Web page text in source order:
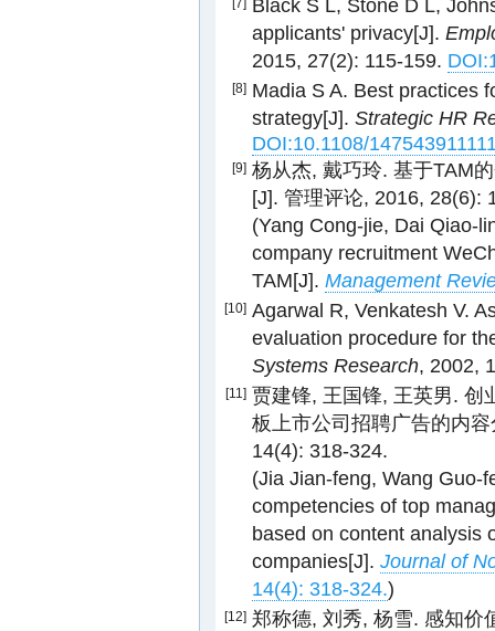
[7] Black S L, Stone D L,
applicants' privacy[J].
2015, 27(2): 115-159.
[8] Madia S A. Best practices
strategy[J]. Strategic HR
DOI:10.1108/
[9] 杨从杰, 戴巧玲. 基于TAM
[J]. 管理评论, 2016, 28(6):
(Yang Cong-jie, Dai Qiao-
company recruitment
TAM[J]. Management
[10] Agarwal R, Venkatesh V.
evaluation procedure for
Systems Research, 2002,
[11] 贾建锋, 王国锋, 王英男.
板上市公司招聘广告的内
14(4): 318-324.
(Jia Jian-feng, Wang Guo-
competencies of top
based on content analysis
companies[J]. Journal of
14(4): 318-324.)
[12] 郑称德, 刘秀, 杨雪. 感知价